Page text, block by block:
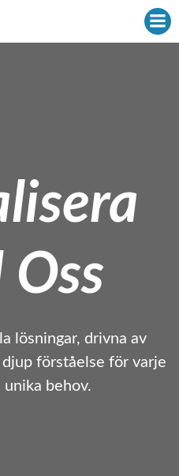
innehåll
Oss
lösningar, drivna av
förståelse för varje
behov.